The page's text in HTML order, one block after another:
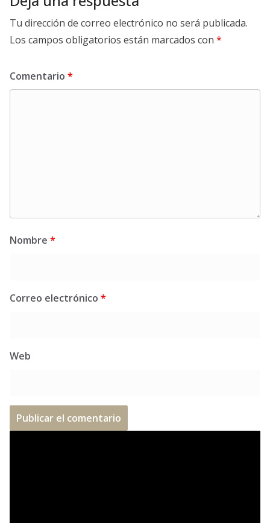
Tu dirección de correo electrónico no será publicada.
Los campos obligatorios están marcados con *
Comentario *
Nombre *
Correo electrónico *
Web